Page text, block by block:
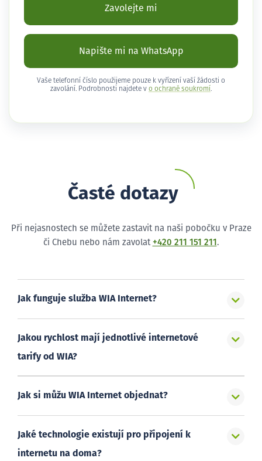
Zavolejte mi
Napište mi na WhatsApp
Vaše telefonní číslo použijeme pouze k vyřízení vaší žádosti o
zavolání. Podrobnosti najdete v o ochraně soukromí .
Časté dotazy
Při nejasnostech se můžete zastavit na naši pobočku v Praze
či Chebu nebo nám zavolat +420 211 151 211 .
Jak funguje služba WIA Internet?
Jakou rychlost mají jednotlivé internetové
tarify od WIA?
Jak si můžu WIA Internet objednat?
Jaké technologie existují pro připojení k
internetu na doma?